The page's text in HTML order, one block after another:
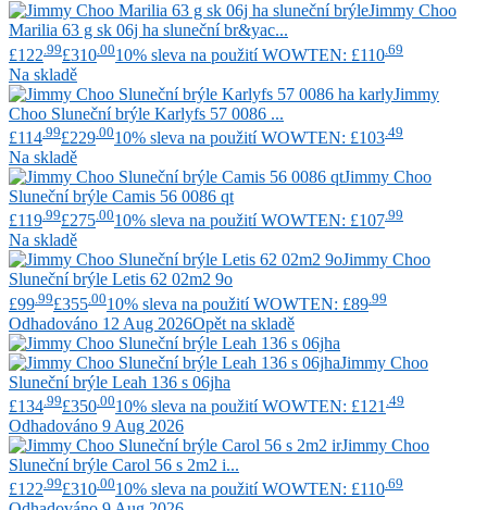
Jimmy Choo
Marilia 63 g sk 06j ha sluneční br&yac...
£122 .99£310 .0010% sleva na použití WOWTEN: £110 .69
Na skladě
Jimmy
Choo Sluneční brýle Karlyfs 57 0086 ...
£114 .99£229 .0010% sleva na použití WOWTEN: £103 .49
Na skladě
Jimmy Choo
Sluneční brýle Camis 56 0086 qt
£119.99£275.0010% sleva na použití WOWTEN: £107.99
Na skladě
Jimmy Choo
Sluneční brýle Letis 62 02m2 9o
£99 .99£355 .0010% sleva na použití WOWTEN: £89 .99
Odhadováno 12 Aug 2026Opět na skladě
Jimmy Choo
Sluneční brýle Leah 136 s 06jha
£134 .99£350 .0010% sleva na použití WOWTEN: £121 .49
Odhadováno 9 Aug 2026
Jimmy Choo
Sluneční brýle Carol 56 s 2m2 i...
£122.99£310.0010% sleva na použití WOWTEN: £110.69